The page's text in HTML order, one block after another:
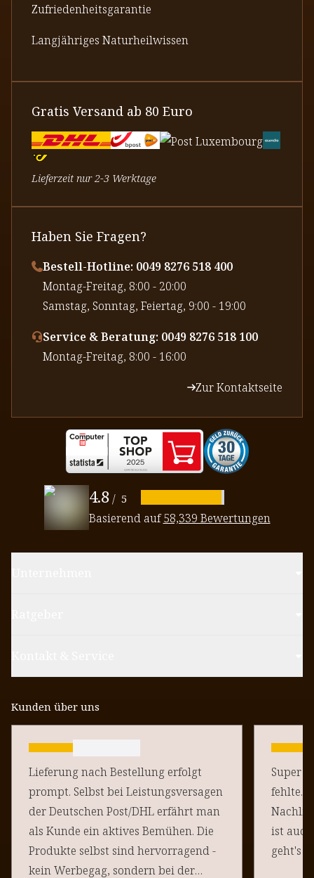
Zufriedenheitsgarantie
Langjähriges Naturheilwissen
Gratis Versand ab 80 Euro
Lieferzeit nur 2-3 Werktage
Haben Sie Fragen?
Bestell-Hotline: 0049 8276 518 400
⁠Montag-Freitag, 8:00 - 20:00
⁠Samstag, Sonntag, Feiertag, 9:00 - 19:00
Service & Beratung: 0049 8276 518 100
⁠Montag-Freitag, 8:00 - 16:00
Zur Kontaktseite
4.8 / 5
Basierend auf58,339 Bewertungen
Kunden über uns
Lieferung nach Bestellung erfolgt
prompt. Selbst bei Leistungsversagen
der Deutschen Post/DHL erfährt man
als Kunde ein aktives Bemühen. Die
Produkte selbst sind hervorragend -
kein Werbegag, sondern bei der
Super
fehlte.
ist
geht's